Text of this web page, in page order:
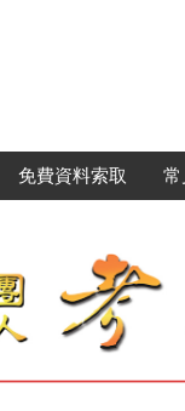
免費資料索取 常